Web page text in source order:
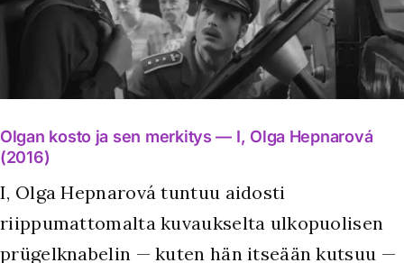
Olgan kosto ja sen merkitys — I, Olga Hepnarová
(2016)
I, Olga Hepnarová tuntuu aidosti
riippumattomalta kuvaukselta ulkopuolisen
prügelknabelin — kuten hän itseään kutsuu —